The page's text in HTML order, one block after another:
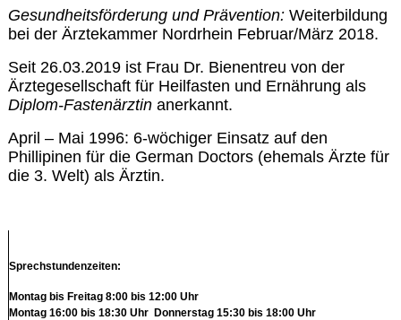
Gesundheitsförderung und Prävention: Weiterbildung
bei der Ärztekammer Nordrhein Februar/März 2018.
Seit 26.03.2019 ist Frau Dr. Bienentreu von der
Ärztegesellschaft für Heilfasten und Ernährung als
Diplom-Fastenärztinanerkannt.
April – Mai 1996: 6-wöchiger Einsatz auf den
Phillipinen für die German Doctors (ehemals Ärzte für
die 3. Welt) als Ärztin.
Sprechstundenzeiten:
Montag bis Freitag 8:00 bis 12:00 Uhr
Montag 16:00 bis 18:30 Uhr Donnerstag 15:30 bis 18:00 Uhr